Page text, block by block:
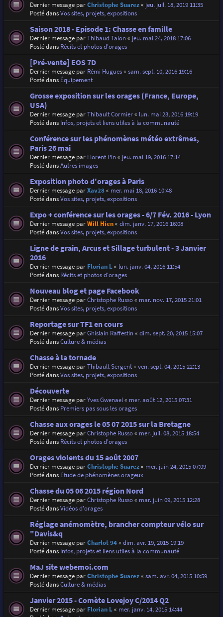
Dernier message parChristophe Suarez« jeu. juil. 18, 2019 11:35
Posté dansVos sites, projets, expositions
Saison 2018 - Episode 1: Chasse en famille
Dernier message parThibaud Talon« jeu. mai 24, 2018 17:06
Posté dans Récits et photos d'orages
[Pré-vente] EOS 7D
Dernier message par Rémi Hugues« sam. sept. 10, 2016 19:16
Posté dans Équipement
Grosse exposition sur les orages (France, Europe,
USA)
Dernier message parThibault Cormier« lun. mai 23, 2016 19:19
Posté dans Infos, projets et liens utiles à la communauté
Conférence sur les phénomènes météo extrêmes,
Paris 26 mai
Dernier message par Florent Pin« jeu. mai 19, 2016 17:14
Posté dansAutres images
Exposition photo d'orages à Paris
Dernier message parXav28« mer. mai 18, 2016 10:48
Posté dansVos sites, projets, expositions
Expo + conférence sur les orages - 6/7 Fév. 2016 - Lyon
Dernier message parWill Hien« dim. janv. 17, 2016 16:08
Posté dansVos sites, projets, expositions
Ligne de grain, Arcus et Sillage turbulent - 3 Janvier
2016
Dernier message par Florian L« lun. janv. 04, 2016 11:54
Posté dans Récits et photos d'orages
Nouveau blog et page Facebook
Dernier message parChristophe Russo« mar. nov. 17, 2015 21:01
Posté dansVos sites, projets, expositions
Reportage sur TF1 en cours
Dernier message parGhislain Raffestin« dim. sept. 20, 2015 15:07
Posté dansCulture & médias
Chasse à la tornade
Dernier message parThibault Sergent« ven. sept. 04, 2015 22:13
Posté dansVos sites, projets, expositions
Découverte
Dernier message parYves Gwenael« mer. août 12, 2015 07:31
Posté dans Premiers pas sous les orages
Chasse aux orages le 05 07 2015 sur la Bretagne
Dernier message parChristophe Russo« mer. juil. 08, 2015 18:54
Posté dans Récits et photos d'orages
Orages violents du 15 août 2007
Dernier message parChristophe Suarez« mer. juin 24, 2015 07:09
Posté dans Étude de phénomènes orageux
Chasse du 05 06 2015 région Nord
Dernier message parChristophe Russo« mar. juin 09, 2015 12:28
Posté dansVidéos d'orages
Réglage anémomètre, brancher compteur vélo sur
"Davis&q
Dernier message parCharlot 94« dim. avr. 19, 2015 19:19
Posté dans Infos, projets et liens utiles à la communauté
MaJ site webemoi.com
Dernier message parChristophe Suarez« sam. avr. 04, 2015 10:59
Posté dansCulture & médias
Janvier 2015 - Comète Lovejoy C/2014 Q2
Dernier message par Florian L« mer. janv. 14, 2015 14:44